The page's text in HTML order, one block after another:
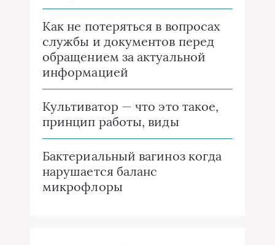
Как не потеряться в вопросах
службы и документов перед
обращением за актуальной
информацией
Культиватор — что это такое,
принцип работы, виды
Бактериальный вагиноз когда
нарушается баланс
микрофлоры